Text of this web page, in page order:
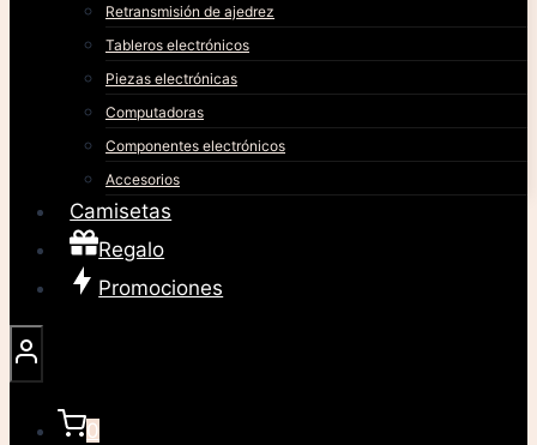
Retransmisión de ajedrez
Tableros electrónicos
Piezas electrónicas
Computadoras
Componentes electrónicos
Accesorios
Camisetas
Regalo
Promociones
0